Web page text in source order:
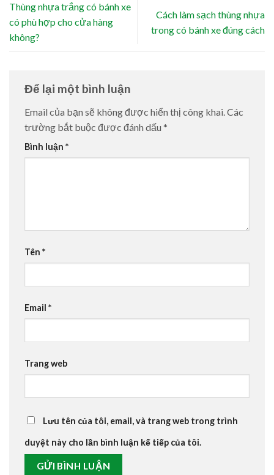
Thùng nhựa trắng có bánh xe
có phù hợp cho cửa hàng
không?
Cách làm sạch thùng nhựa
trong có bánh xe đúng cách
Để lại một bình luận
Email của bạn sẽ không được hiển thị công khai.Các
trường bắt buộc được đánh dấu *
Bình luận *
Tên *
Email *
Trang web
Lưu tên của tôi, email, và trang web trong trình
duyệt này cho lần bình luận kế tiếp của tôi.